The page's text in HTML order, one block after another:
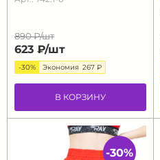
890 ₽/шт
623 ₽/шт
-30% Экономия 267 ₽
В КОРЗИНУ
-30%